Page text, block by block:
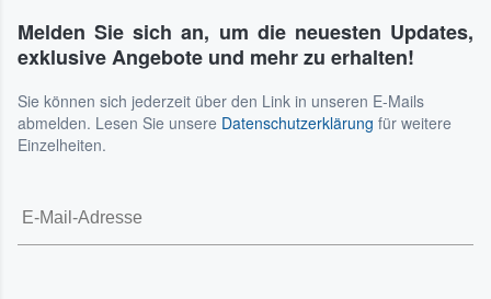
Melden Sie sich an, um die neuesten Updates,
exklusive Angebote und mehr zu erhalten!
Sie können sich jederzeit über den Link in unseren E-Mails
abmelden. Lesen Sie unsere Datenschutzerklärung für weitere
Einzelheiten.